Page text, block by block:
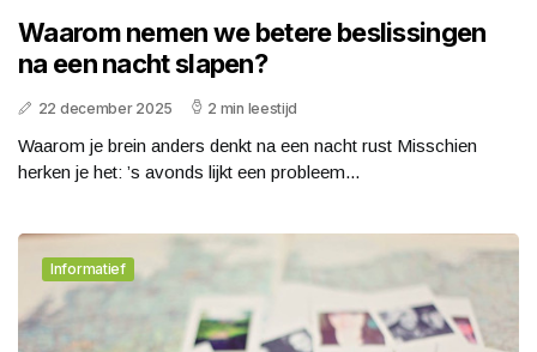
Waarom nemen we betere beslissingen
na een nacht slapen?
22 december 2025 2 min leestijd
Waarom je brein anders denkt na een nacht rust Misschien
herken je het: ’s avonds lijkt een probleem...
Informatief